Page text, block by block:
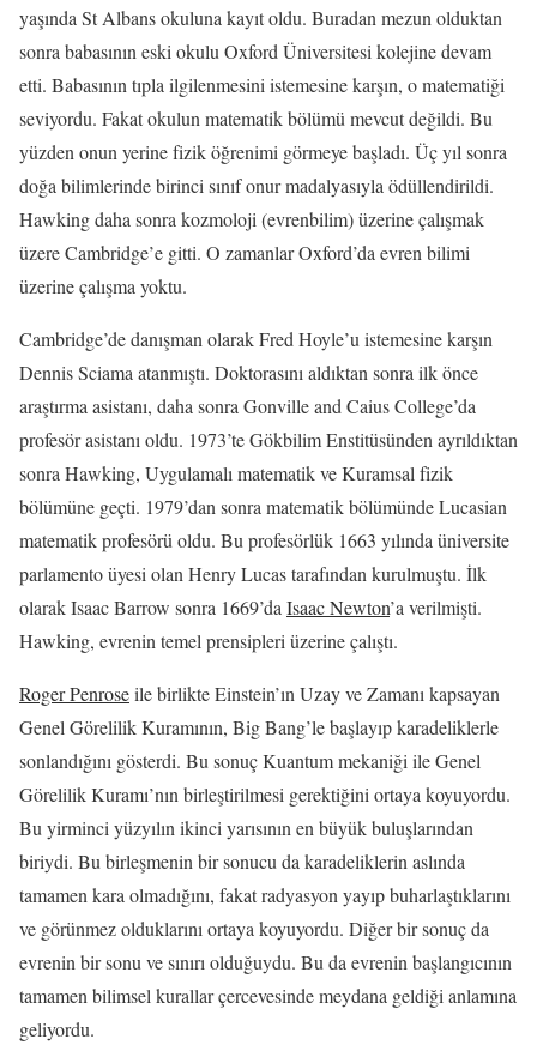
yaşında St Albans okuluna kayıt oldu. Buradan mezun olduktan
sonra babasının eski okulu Oxford Üniversitesi kolejine devam
etti. Babasının tıpla ilgilenmesini istemesine karşın, o matematiği
seviyordu. Fakat okulun matematik bölümü mevcut değildi. Bu
yüzden onun yerine fizik öğrenimi görmeye başladı. Üç yıl sonra
doğa bilimlerinde birinci sınıf onur madalyasıyla ödüllendirildi.
Hawking daha sonra kozmoloji (evrenbilim) üzerine çalışmak
üzere Cambridge’e gitti. O zamanlar Oxford’da evren bilimi
üzerine çalışma yoktu.
Cambridge’de danışman olarak Fred Hoyle’u istemesine karşın
Dennis Sciama atanmıştı. Doktorasını aldıktan sonra ilk önce
araştırma asistanı, daha sonra Gonville and Caius College’da
profesör asistanı oldu. 1973’te Gökbilim Enstitüsünden ayrıldıktan
sonra Hawking, Uygulamalı matematik ve Kuramsal fizik
bölümüne geçti. 1979’dan sonra matematik bölümünde Lucasian
matematik profesörü oldu. Bu profesörlük 1663 yılında üniversite
parlamento üyesi olan Henry Lucas tarafından kurulmuştu. İlk
olarak Isaac Barrow sonra 1669’da Isaac Newton’a verilmişti.
Hawking, evrenin temel prensipleri üzerine çalıştı.
Roger Penroseile birlikte Einstein’ın Uzay ve Zamanı kapsayan
Genel Görelilik Kuramının, Big Bang’le başlayıp karadeliklerle
sonlandığını gösterdi. Bu sonuç Kuantum mekaniği ile Genel
Görelilik Kuramı’nın birleştirilmesi gerektiğini ortaya koyuyordu.
Bu yirminci yüzyılın ikinci yarısının en büyük buluşlarından
biriydi. Bu birleşmenin bir sonucu da karadeliklerin aslında
tamamen kara olmadığını, fakat radyasyon yayıp buharlaştıklarını
ve görünmez olduklarını ortaya koyuyordu. Diğer bir sonuç da
evrenin bir sonu ve sınırı olduğuydu. Bu da evrenin başlangıcının
tamamen bilimsel kurallar çercevesinde meydana geldiği anlamına
geliyordu.